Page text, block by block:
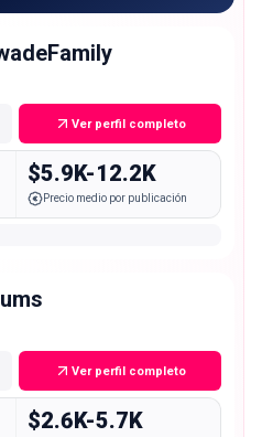
Ver perfil completo
$5.9K-12.2K
Precio medio por publicación
Ver perfil completo
$2.6K-5.7K